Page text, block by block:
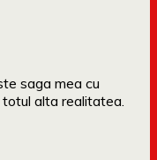
saga mea cu
alta realitatea.